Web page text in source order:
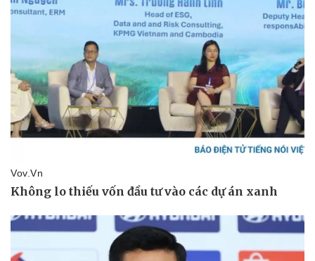
Tư vấn luật
Quân sự - Quốc phòng
Phân tích